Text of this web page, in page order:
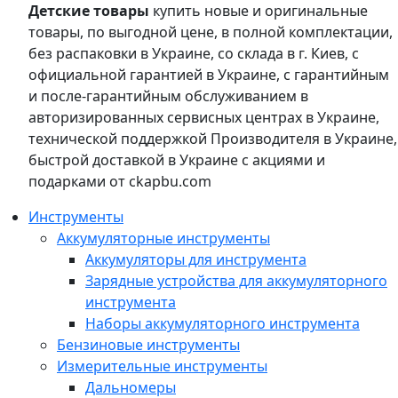
Детские товары купить новые и оригинальные
товары, по выгодной цене, в полной комплектации,
без распаковки в Украине, со склада в г. Киев, с
официальной гарантией в Украине, с гарантийным
и после-гарантийным обслуживанием в
авторизированных сервисных центрах в Украине,
технической поддержкой Производителя в Украине,
быстрой доставкой в Украине с акциями и
подарками от ckapbu.com
Инструменты
Аккумуляторные инструменты
Аккумуляторы для инструмента
Зарядные устройства для аккумуляторного
инструмента
Наборы аккумуляторного инструмента
Бензиновые инструменты
Измерительные инструменты
Дальномеры